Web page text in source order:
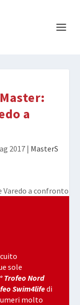
a
2017| MasterS
sole
Trofeo Nord
Swim4lifedi
molto